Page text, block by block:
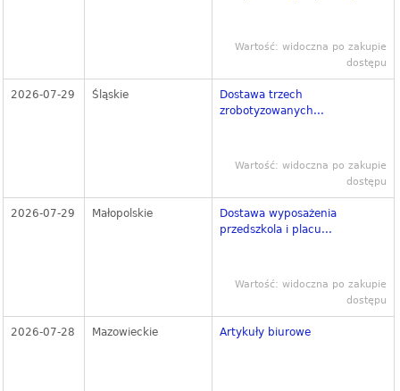
Wartość: widoczna po zakupie
dostępu
2026-07-29 Śląskie
Dostawa trzech
zrobotyzowanych...
Wartość: widoczna po zakupie
dostępu
2026-07-29 Małopolskie
Dostawa wyposażenia
przedszkola i placu...
Wartość: widoczna po zakupie
dostępu
2026-07-28 Mazowieckie Artykuły biurowe